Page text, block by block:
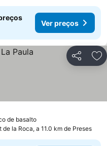
Ver preços
Partilhar
de basaltoVer preços
la Roca, a 11.0 km de Preses